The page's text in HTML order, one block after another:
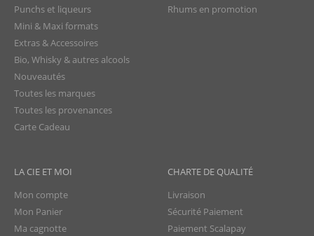
Punchs et liqueurs
Mini & Maxi formats
Extras & Accessoires
Bio, Whisky & autres alcools
Nouveautés
Toutes les marques
Toutes les provenances
Carte Cadeau
Rhums en promotion
LA CIE ET MOI
Mon compte
Mon Panier
Ma cagnotte
CHARTE DE QUALITÉ
Livraison
Sécurité Paiement
Paiement Scalapay